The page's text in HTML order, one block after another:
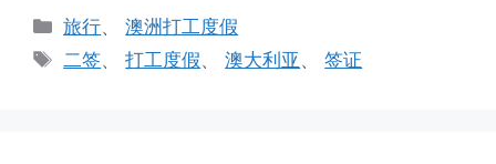
分
类
旅行、澳洲打工度假
标
二签、打工度假、澳大利亚 、签证